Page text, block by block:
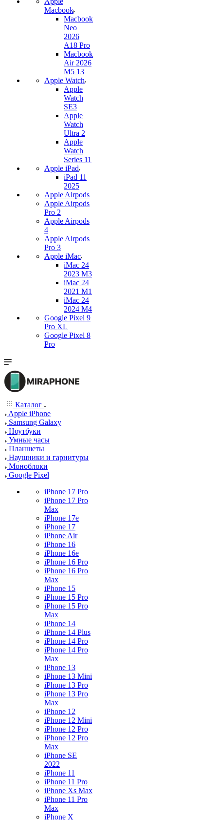
Macbook
Macbook
Neo
2026
A18 Pro
Macbook
Air 2026
M5 13
Apple Watch
Apple
Watch
SE3
Apple
Watch
Ultra 2
Apple
Watch
Series 11
Apple iPad
iPad 11
2025
Apple Airpods
Apple Airpods
Pro 2
Apple Airpods
4
Apple Airpods
Pro 3
Apple iMac
iMac 24
2023 M3
iMac 24
2021 M1
iMac 24
2024 M4
Google Pixel 9
Pro XL
Google Pixel 8
Pro
Каталог
Apple iPhone
Samsung Galaxy
Ноутбуки
Умные часы
Планшеты
Наушники и гарнитуры
Моноблоки
Google Pixel
iPhone 17 Pro
iPhone 17 Pro
Max
iPhone 17e
iPhone 17
iPhone Air
iPhone 16
iPhone 16e
iPhone 16 Pro
iPhone 16 Pro
Max
iPhone 15
iPhone 15 Pro
iPhone 15 Pro
Max
iPhone 14
iPhone 14 Plus
iPhone 14 Pro
iPhone 14 Pro
Max
iPhone 13
iPhone 13 Mini
iPhone 13 Pro
iPhone 13 Pro
Max
iPhone 12
iPhone 12 Mini
iPhone 12 Pro
iPhone 12 Pro
Max
iPhone SE
2022
iPhone 11
iPhone 11 Pro
iPhone Xs Max
iPhone 11 Pro
Max
iPhone X